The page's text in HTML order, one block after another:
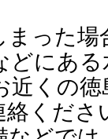
った場
どにあ
くの
絡くださ